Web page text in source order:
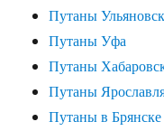
Путаны Ульяновск
Путаны Уфа
Путаны
Путаны
Путаны в Брянске